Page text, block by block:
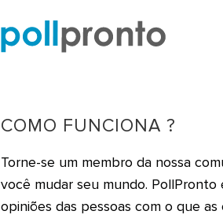
COMO FUNCIONA ?
Torne-se um membro da nossa
você mudar seu mundo.
opiniões das pessoas com o que